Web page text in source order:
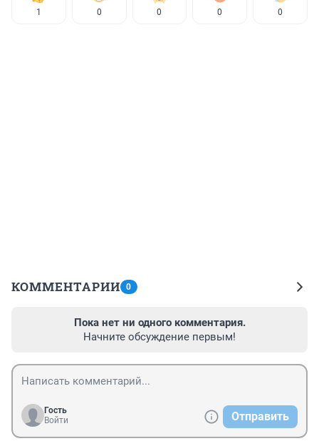
1 0 0 0 0
КОММЕНТАРИИ 0
Пока нет ни одного комментария.
Начните обсуждение первым!
Гость
Войти
Отправить